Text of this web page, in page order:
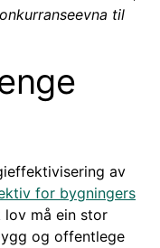
til
av
for bygningers
lov må ein stor
og offentlege